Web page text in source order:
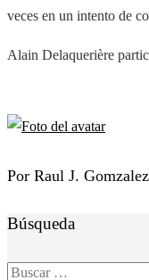
veces en un intento de
Alain Delaquerière
Por Raul J. Gomzalez
Búsqueda
Buscar: